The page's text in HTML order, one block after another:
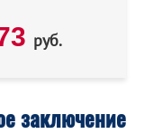
руб.
заключение